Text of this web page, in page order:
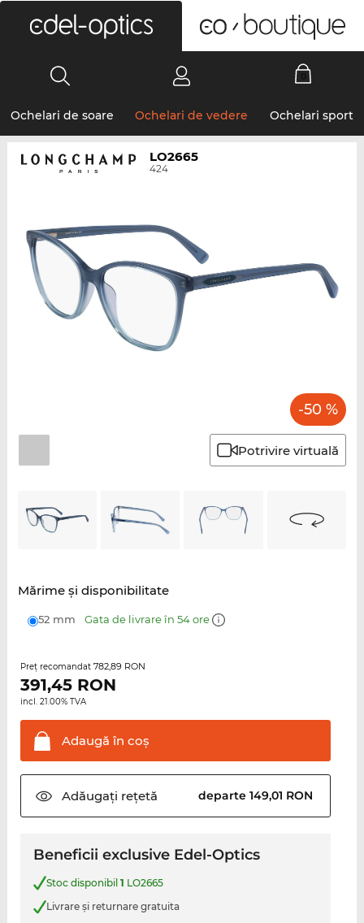
Ochelari de soare Ochelari de vedere Ochelari sport
LO2665
424
-50 %
Potrivire virtuală
Mărime şi disponibilitate
52 mm Gata de livrare în 54 ore
Preţ recomandat 782,89 RON
391,45RON
incl. 21.00% TVA
Adaugă în coş
Adăugați rețetă departe 149,01 RON
Beneficii exclusive Edel-Optics
Stoc disponibil 1 LO2665
Livrare şi returnare gratuita